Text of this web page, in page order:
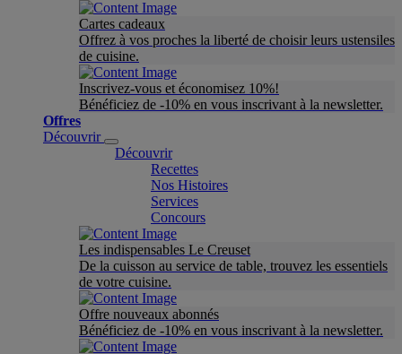
Cartes cadeaux
Offrez à vos proches la liberté de choisir leurs ustensiles
de cuisine.
Inscrivez-vous et économisez 10%!
Bénéficiez de -10% en vous inscrivant à la newsletter.
Offres
Découvrir
Découvrir
Recettes
Nos Histoires
Services
Concours
Les indispensables Le Creuset
De la cuisson au service de table, trouvez les essentiels
de votre cuisine.
Offre nouveaux abonnés
Bénéficiez de -10% en vous inscrivant à la newsletter.